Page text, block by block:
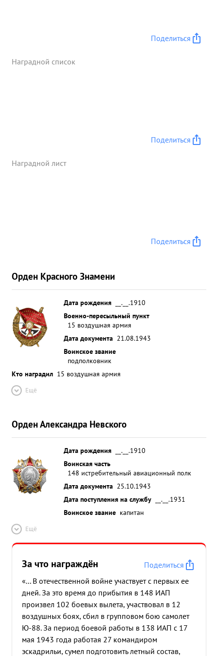
Поделиться
Наградной список
Поделиться
Наградной лист
Поделиться
Орден Красного Знамени
Дата рождения
__.__.1910
Военно-пересыльный пункт
15 воздушная армия
Дата документа 21.08.1943
Воинское звание
подполковник
Кто наградил 15 воздушная армия
Ещё
Орден Александра Невского
Дата рождения
__.__.1910
Воинская часть
148 истребительный авиационный полк
Дата документа 25.10.1943
Дата поступления на службу
__.__.1931
Воинское звание капитан
Ещё
За что награждён
Поделиться
«... В отечественной войне участвует с первых ее
дней. За это время до прибытия в 148 ИАП
произвел 102 боевых вылета, участвовал в 12
воздушных боях, сбил в групповом бою самолет
Ю-88. За период боевой работы в 138 ИАП с 17
мая 1943 года работая 27 командиром
эскадрильи, сумел подготовить летный состав,